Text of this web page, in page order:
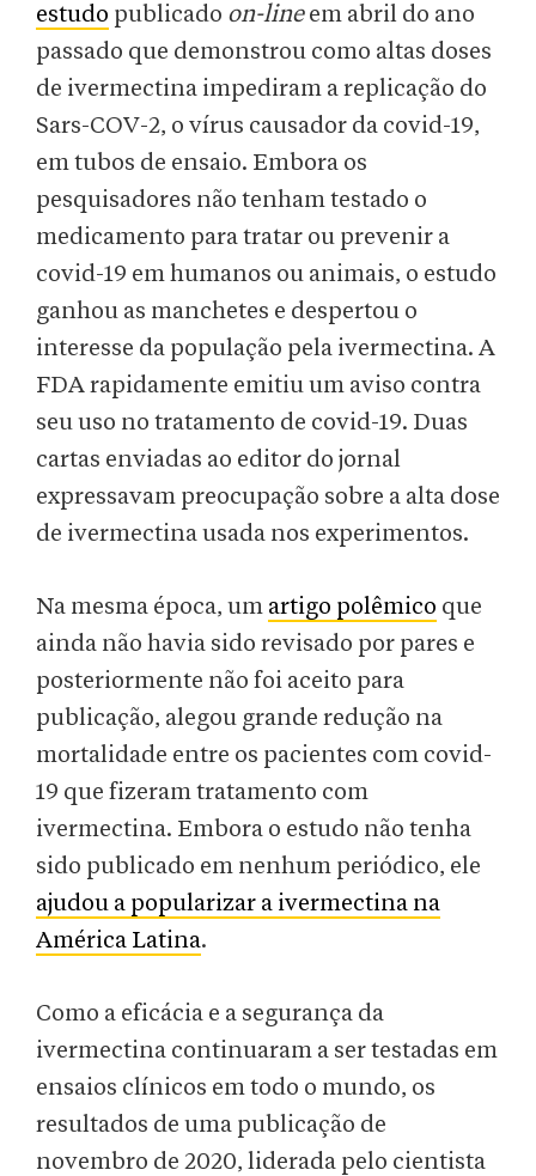
estudo publicado on-lineem abril do ano
passado que demonstrou como altas doses
de ivermectina impediram a replicação do
Sars-COV-2, o vírus causador da covid-19,
em tubos de ensaio. Embora os
pesquisadores não tenham testado o
medicamento para tratar ou prevenir a
covid-19 em humanos ou animais, o estudo
ganhou as manchetes e despertou o
interesse da população pela ivermectina. A
FDA rapidamente emitiu um aviso contra
seu uso no tratamento de covid-19. Duas
cartas enviadas ao editor do jornal
expressavam preocupação sobre a alta dose
de ivermectina usada nos experimentos.
Na mesma época, um artigo polêmico que
ainda não havia sido revisado por pares e
posteriormente não foi aceito para
publicação, alegou grande redução na
mortalidade entre os pacientes com covid-
19 que fizeram tratamento com
ivermectina. Embora o estudo não tenha
sido publicado em nenhum periódico, ele
ajudou a popularizar a ivermectina na
América Latina.
Como a eficácia e a segurança da
ivermectina continuaram a ser testadas em
ensaios clínicos em todo o mundo, os
resultados de uma publicação de
novembro de 2020, liderada pelo cientista